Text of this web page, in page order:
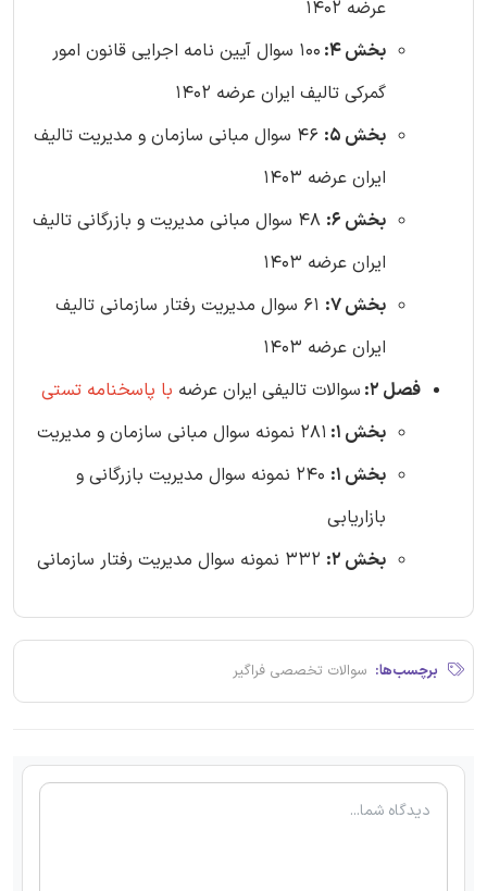
عرضه 1402
بخش 4:
100 سوال آیین نامه اجرایی قانون امور
گمرکی تالیف ایران عرضه 1402
بخش 5:
46 سوال مبانی سازمان و مدیریت تالیف
ایران عرضه 1403
بخش 6:
48 سوال مبانی مدیریت و بازرگانی تالیف
ایران عرضه 1403
بخش 7:
61 سوال مدیریت رفتار سازمانی تالیف
ایران عرضه 1403
فصل 2:
سوالات تالیفی ایران عرضه با پاسخنامه تستی
بخش 1:
281 نمونه سوال مبانی سازمان و مدیریت
بخش 1:
240 نمونه سوال مدیریت بازرگانی و
بازاریابی
بخش 2:
برچسب‌ها: سوالات تخصصی فراگیر